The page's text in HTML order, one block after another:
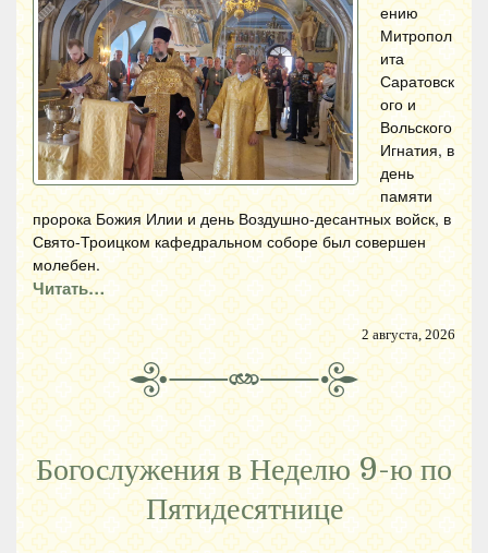
ению
Митропол
ита
Саратовск
ого и
Вольского
Игнатия, в
день
памяти
пророка Божия Илии и день Воздушно-десантных войск, в
Свято-Троицком кафедральном соборе был совершен
молебен.
Читать…
2 августа, 2026
Богослужения в Неделю 9-ю по
Пятидесятнице